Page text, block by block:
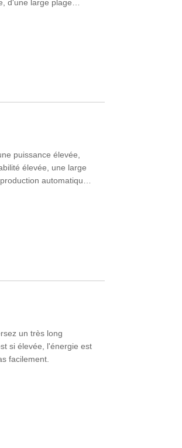
d'une large plage
puissance élevée,
élevée, une large
automatique.
vers la Chine et
un très long
si élevée, l'énergie est
facilement.